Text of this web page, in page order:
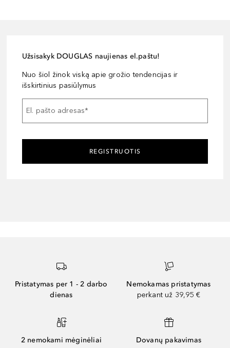
Užsisakyk DOUGLAS naujienas el.paštu!
Nuo šiol žinok viską apie grožio tendencijas ir
išskirtinius pasiūlymus
El. pašto adresas*
REGISTRUOTIS
Pristatymas per 1 - 2 darbo
dienas
Nemokamas pristatymas
perkant už 39,95 €
2 nemokami mėginėliai Dovanų pakavimas